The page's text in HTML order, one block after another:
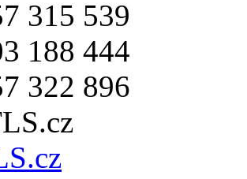
315 539
188 444
322 896